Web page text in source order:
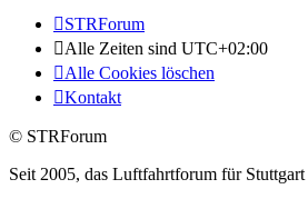
STRForum
Alle Zeiten sind UTC+02:00
Alle Cookies löschen
Kontakt
© STRForum
Seit 2005, das Luftfahrtforum für Stuttgart